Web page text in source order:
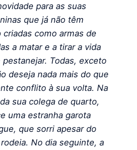
para as suas
que já não têm
criadas como armas de
a matar e a tirar a vida
Todas, exceto
deseja nada mais do que
conflito à sua volta. Na
sua colega de quarto,
uma estranha garota
que sorri apesar do
No dia seguinte, a